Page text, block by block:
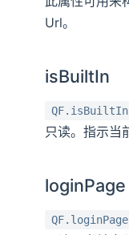
Url。
isBuiltIn
只读。指示当
loginPage